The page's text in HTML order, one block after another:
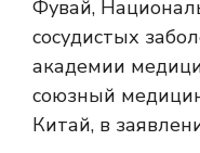
Фувай,
сосудистых
академии
союзный
Китай, в